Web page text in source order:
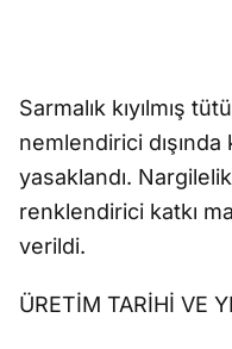
Sarmalık kıyılmış
nemlendirici dışında
yasaklandı.
renklendirici katkı
verildi.
ÜRETİM TARİHİ VE